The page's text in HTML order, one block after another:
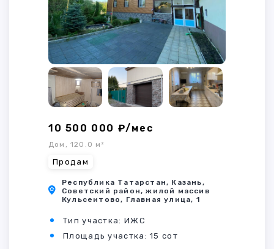
10 500 000 ₽/мес
Дом, 120.0 м²
Продам
Республика Татарстан, Казань,
Советский район, жилой массив
Кульсеитово, Главная улица, 1
Тип участка: ИЖС
Площадь участка: 15 сот